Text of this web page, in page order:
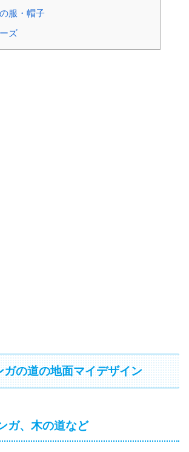
服・帽子
ズ
ガの道の地面マイデザイン
ガ、木の道など